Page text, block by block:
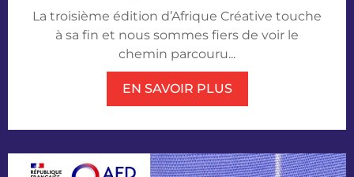
La troisième édition d’Afrique Créative touche
à sa fin et nous sommes fiers de voir le
chemin parcouru...
EN SAVOIR PLUS